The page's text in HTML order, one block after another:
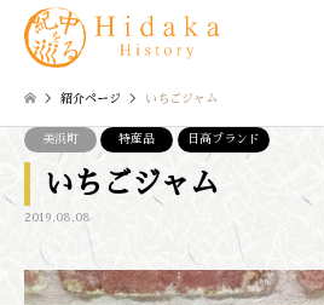
紹介ページ いちごジャム
美浜町 特産品 日高ブランド
いちごジャム
2019.08.08